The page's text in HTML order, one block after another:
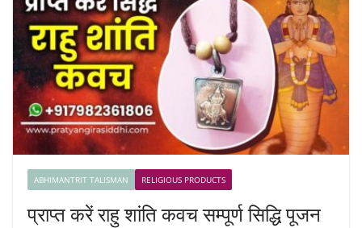
ABHIMANTRIT TALISMAN RELIGIOUS PRODUCTS
प्राप्त करें राहु शांति कवच सम्पूर्ण सिद्धि पूजन